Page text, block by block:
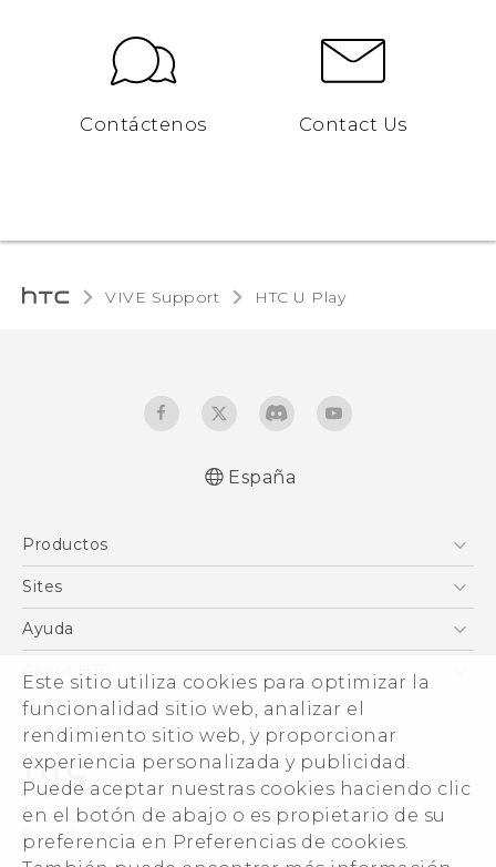
Este sitio utiliza cookies para optimizar la
funcionalidad sitio web, analizar el
rendimiento sitio web, y proporcionar
experiencia personalizada y publicidad.
Puede aceptar nuestras cookies haciendo clic
en el botón de abajo o es propietario de su
preferencia en Preferencias de cookies.
Contáctenos Contact Us
VIVE Support HTC U Play‎
seguridad
English - Safety and regulatory guide
España
Productos
Smartphones
VIVE
Accesorios
Sites
HTC Vive
Inicio
Ayuda
eCommerce Support
About HTC
ESG
Información corporativa
Inversores (inglés)
Cookie Preferences
Trabaja con nosotros
© 2011-2026 HTC Corporation